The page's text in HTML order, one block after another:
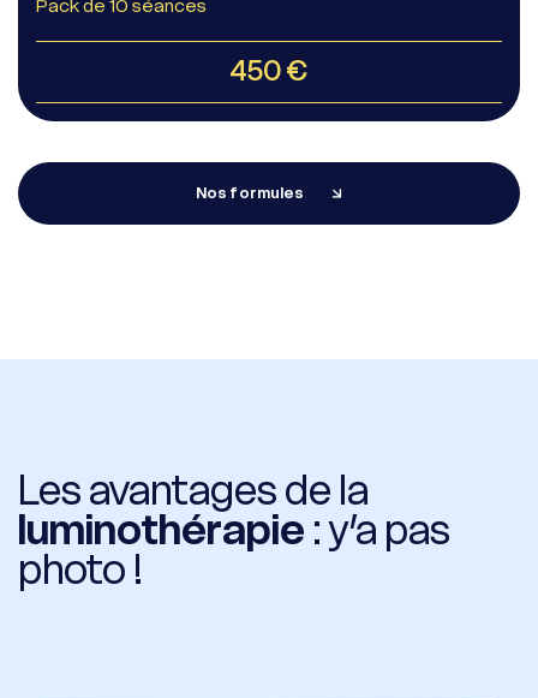
Pack de 10 séances
450 €
Nos formules
Les avantages de la
luminothérapie : y’a pas
photo !